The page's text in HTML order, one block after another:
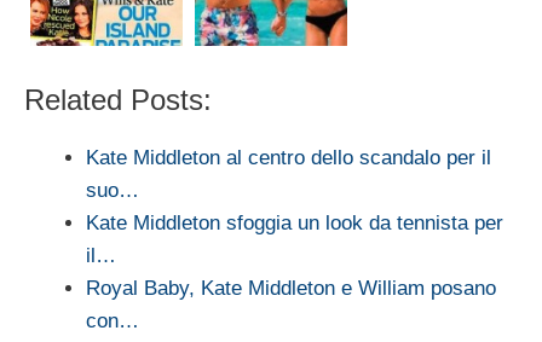
Related Posts:
Kate Middleton al centro dello scandalo per il
suo…
Kate Middleton sfoggia un look da tennista per
il…
Royal Baby, Kate Middleton e William posano
con…